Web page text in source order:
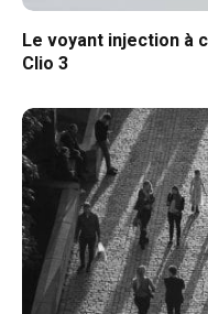
Le voyant injection à
Clio 3